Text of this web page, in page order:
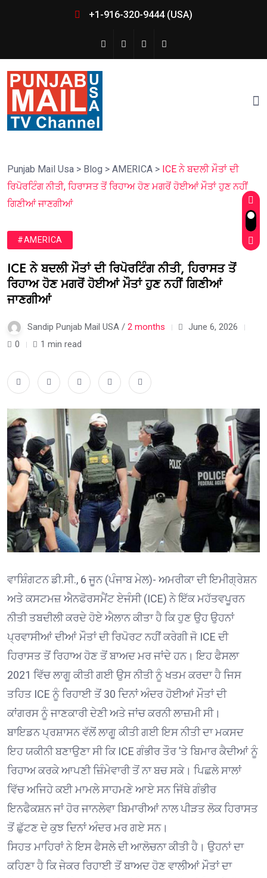
+1-916-320-9444 (USA)
Punjab Mail Usa > Blog > AMERICA > ICE ਨੇ ਬਦਲੀ ਮੌਤਾਂ ਦੀ
ਰਿਪੋਰਟਿੰਗ ਨੀਤੀ, ਹਿਰਾਸਤ ਤੋਂ ਰਿਹਾਅ ਹੋਣ ਮਗਰੋਂ ਹੋਈਆਂ ਮੌਤਾਂ ਹੁਣ ਨਹੀਂ
ਗਿਣੀਆਂ ਜਾਣਗੀਆਂ
#AMERICA
ICE ਨੇ ਬਦਲੀ ਮੌਤਾਂ ਦੀ ਰਿਪੋਰਟਿੰਗ ਨੀਤੀ, ਹਿਰਾਸਤ ਤੋਂ
ਰਿਹਾਅ ਹੋਣ ਮਗਰੋਂ ਹੋਈਆਂ ਮੌਤਾਂ ਹੁਣ ਨਹੀਂ ਗਿਣੀਆਂ
ਜਾਣਗੀਆਂ
Sandip Punjab Mail USA / 2 months
June 6, 2026
0
1 min read
ਵਾਸ਼ਿੰਗਟਨ ਡੀ.ਸੀ., 6 ਜੂਨ (ਪੰਜਾਬ ਮੇਲ)- ਅਮਰੀਕਾ ਦੀ ਇਮੀਗ੍ਰੇਸ਼ਨ
ਅਤੇ ਕਸਟਮਜ਼ ਐਨਫੋਰਸਮੈਂਟ ਏਜੰਸੀ (ICE) ਨੇ ਇੱਕ ਮਹੱਤਵਪੂਰਨ
ਨੀਤੀ ਤਬਦੀਲੀ ਕਰਦੇ ਹੋਏ ਐਲਾਨ ਕੀਤਾ ਹੈ ਕਿ ਹੁਣ ਉਹ ਉਹਨਾਂ
ਪ੍ਰਵਾਸੀਆਂ ਦੀਆਂ ਮੌਤਾਂ ਦੀ ਰਿਪੋਰਟ ਨਹੀਂ ਕਰੇਗੀ ਜੋ ICE ਦੀ
ਹਿਰਾਸਤ ਤੋਂ ਰਿਹਾਅ ਹੋਣ ਤੋਂ ਬਾਅਦ ਮਰ ਜਾਂਦੇ ਹਨ। ਇਹ ਫੈਸਲਾ
2021 ਵਿੱਚ ਲਾਗੂ ਕੀਤੀ ਗਈ ਉਸ ਨੀਤੀ ਨੂੰ ਖਤਮ ਕਰਦਾ ਹੈ ਜਿਸ
ਤਹਿਤ ICE ਨੂੰ ਰਿਹਾਈ ਤੋਂ 30 ਦਿਨਾਂ ਅੰਦਰ ਹੋਈਆਂ ਮੌਤਾਂ ਦੀ
ਕਾਂਗਰਸ ਨੂੰ ਜਾਣਕਾਰੀ ਦੇਣੀ ਅਤੇ ਜਾਂਚ ਕਰਨੀ ਲਾਜ਼ਮੀ ਸੀ।
ਬਾਇਡਨ ਪ੍ਰਸ਼ਾਸਨ ਵੱਲੋਂ ਲਾਗੂ ਕੀਤੀ ਗਈ ਇਸ ਨੀਤੀ ਦਾ ਮਕਸਦ
ਇਹ ਯਕੀਨੀ ਬਣਾਉਣਾ ਸੀ ਕਿ ICE ਗੰਭੀਰ ਤੌਰ ’ਤੇ ਬਿਮਾਰ ਕੈਦੀਆਂ ਨੂੰ
ਰਿਹਾਅ ਕਰਕੇ ਆਪਣੀ ਜ਼ਿੰਮੇਵਾਰੀ ਤੋਂ ਨਾ ਬਚ ਸਕੇ। ਪਿਛਲੇ ਸਾਲਾਂ
ਵਿੱਚ ਅਜਿਹੇ ਕਈ ਮਾਮਲੇ ਸਾਹਮਣੇ ਆਏ ਸਨ ਜਿੱਥੇ ਗੰਭੀਰ
ਇਨਫੈਕਸ਼ਨ ਜਾਂ ਹੋਰ ਜਾਨਲੇਵਾ ਬਿਮਾਰੀਆਂ ਨਾਲ ਪੀੜਤ ਲੋਕ ਹਿਰਾਸਤ
ਤੋਂ ਛੁੱਟਣ ਦੇ ਕੁਝ ਦਿਨਾਂ ਅੰਦਰ ਮਰ ਗਏ ਸਨ।
ਸਿਹਤ ਮਾਹਿਰਾਂ ਨੇ ਇਸ ਫੈਸਲੇ ਦੀ ਆਲੋਚਨਾ ਕੀਤੀ ਹੈ। ਉਹਨਾਂ ਦਾ
ਕਹਿਣਾ ਹੈ ਕਿ ਜੇਕਰ ਰਿਹਾਈ ਤੋਂ ਬਾਅਦ ਹੋਣ ਵਾਲੀਆਂ ਮੌਤਾਂ ਦਾ